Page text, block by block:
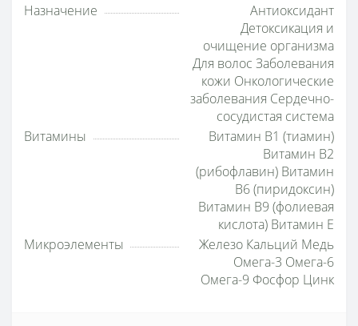
Назначение
Антиоксидант
Детоксикация и
очищение организма
Для волос Заболевания
кожи Онкологические
заболевания Сердечно-
сосудистая система
Витамины
Витамин B1 (тиамин)
Витамин B2
(рибофлавин) Витамин
B6 (пиридоксин)
Витамин B9 (фолиевая
кислота) Витамин E
Микроэлементы
Железо Кальций Медь
Омега-3 Омега-6
Омега-9 Фосфор Цинк